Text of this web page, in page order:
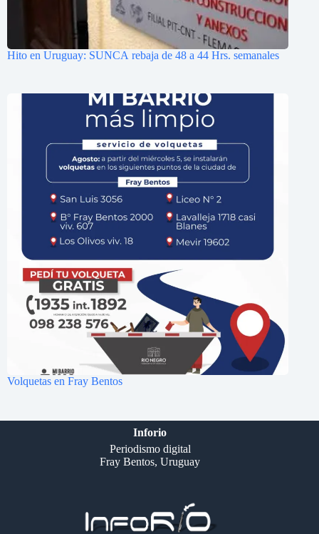
Hito en Uruguay: SUNCA rebaja de 48 a 44 Hrs. semanales
Volquetas en Fray Bentos
Inforio
Periodismo digital
Fray Bentos, Uruguay